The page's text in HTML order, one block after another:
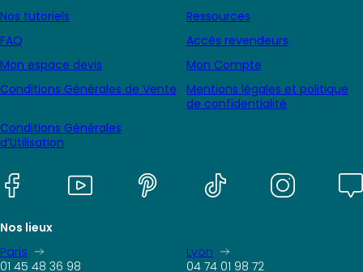
Nos tutoriels
Ressources
FAQ
Accès revendeurs
Mon espace devis
Mon Compte
Conditions Générales de Vente
Mentions légales et politique
de confidentialité
Conditions Générales
d’Utilisation
Nos lieux
Paris
01 45 48 36 98
Lyon
04 74 01 98 72